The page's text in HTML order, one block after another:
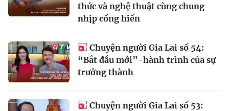
thức và nghệ thuật cùng chung
nhịp cống hiến
Chuyện người Gia Lai số 54:
“Bắt đầu mới”-hành trình của sự
trưởng thành
Chuyện người Gia Lai số 53: